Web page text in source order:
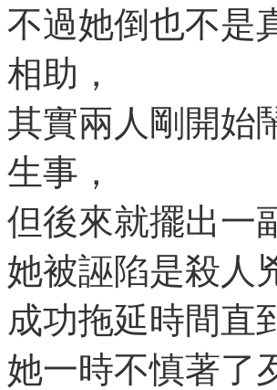
不過她倒也不是
相助，
其實兩人剛開始
生事，
但後來就擺出一
她被誣陷是殺人
成功拖延時間直
她一時不慎著了